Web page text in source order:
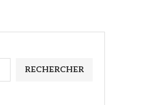
RECHERCHER